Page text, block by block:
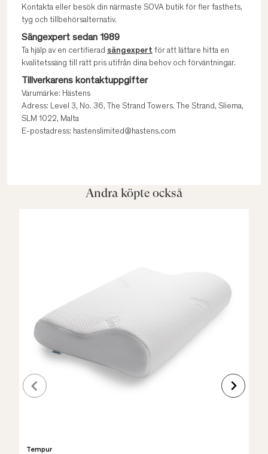
Kontakta eller besök din närmaste SOVA butik för fler fasthets,
tyg och tillbehörsalternativ.
Sängexpert sedan 1989
Ta hjälp av en certifierad sängexpert för att lättare hitta en
kvalitetssäng till rätt pris utifrån dina behov och förväntningar.
Tillverkarens kontaktuppgifter
Varumärke: Hästens
Adress: Level 3, No. 36, The Strand Towers. The Strand, Sliema,
SLM 1022, Malta
E-postadress: hastenslimited@hastens.com
Andra köpte också
Tempur